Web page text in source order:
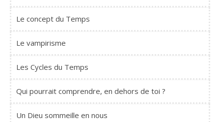
Le concept du Temps
Le vampirisme
Les Cycles du Temps
Qui pourrait comprendre, en dehors de toi ?
Un Dieu sommeille en nous